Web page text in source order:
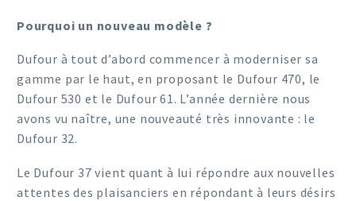
Pourquoi un nouveau modèle ?
Dufour à tout d’abord commencer à moderniser sa
gamme par le haut, en proposant le Dufour 470, le
Dufour 530 et le Dufour 61. L’année dernière nous
avons vu naître, une nouveauté très innovante : le
Dufour 32.
Le Dufour 37 vient quant à lui répondre aux nouvelles
attentes des plaisanciers en répondant à leurs désirs